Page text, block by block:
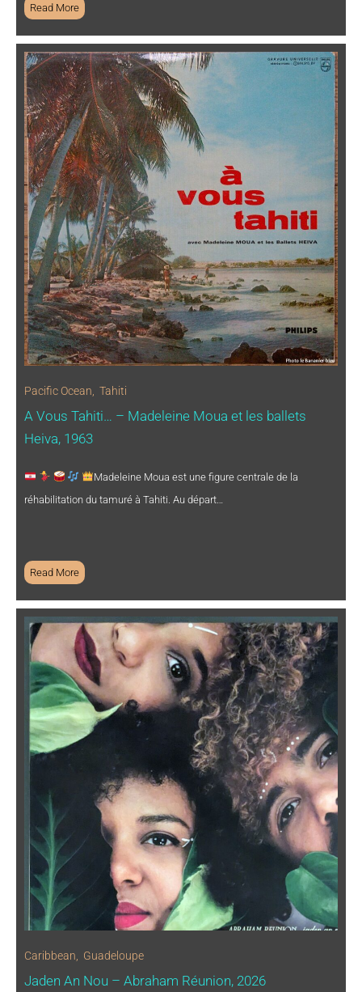
Read More
Pacific Ocean Tahiti
A Vous Tahiti… – Madeleine Moua et les ballets
Heiva, 1963
Madeleine Moua est une figure centrale de la
réhabilitation du tamuré à Tahiti. Au départ…
Read More
Caribbean Guadeloupe
Jaden An Nou – Abraham Réunion, 2026